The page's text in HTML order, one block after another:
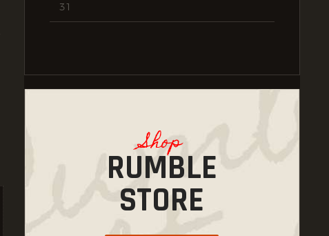
31
Shop
RUMBLE
STORE